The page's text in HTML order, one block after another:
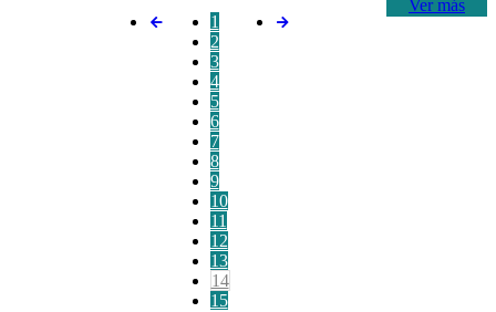
Ver más
1
2
3
4
5
6
7
8
9
10
11
12
13
14
15